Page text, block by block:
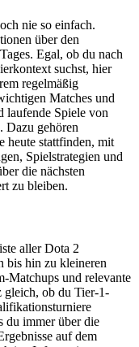
nie so einfach.
über den
Egal, ob du nach
suchst, hier
regelmäßig
Matches und
laufende Spiele von
Dazu gehören
heute stattfinden, mit
Spielstrategien und
die nächsten
zu bleiben.
aller Dota 2
bis hin zu kleineren
Matchups und relevante
gleich, ob du Tier-1-
du immer über die
auf dem